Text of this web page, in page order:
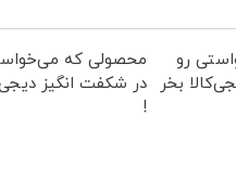
رو
بخر
محصولی که
در شکفت انگیز
!